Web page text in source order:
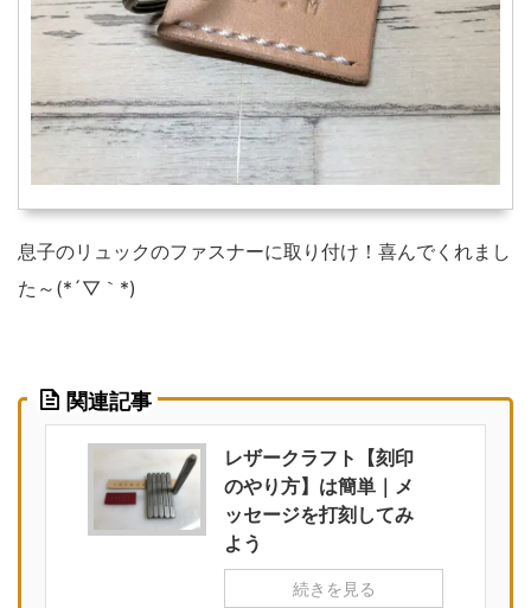
息子のリュックのファスナーに取り付け！喜んでくれまし
た～(*´▽｀*)
関連記事
レザークラフト【刻印
のやり方】は簡単｜メ
ッセージを打刻してみ
よう
続きを見る